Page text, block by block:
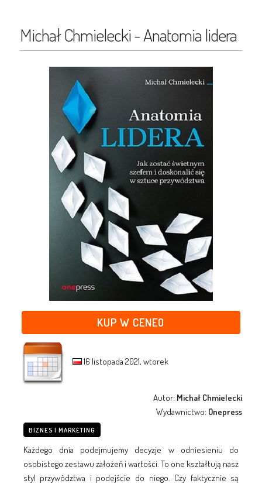
Michał Chmielecki - Anatomia lidera
KUP W CENEO
16 listopada 2021, wtorek
Autor: Michał Chmielecki
Wydawnictwo: Onepress
BIZNES I MARKETING
Każdego dnia podejmujemy decyzje w odniesieniu do
osobistego zestawu założeń i wartości. To one kształtują nasz
styl przywództwa i podejście do niego. Czy faktycznie są